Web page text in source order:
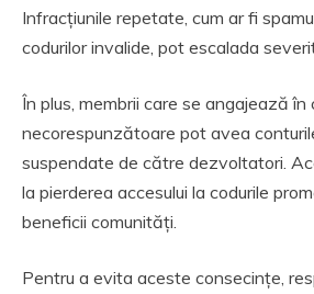
Infracțiunile repetate, cum ar fi
codurilor invalide, pot escalada
În plus, membrii care se angajează
necorespunzătoare pot avea
suspendate de către dezvoltatori.
la pierderea accesului la codurile
beneficii comunități.
Pentru a evita aceste consecințe,